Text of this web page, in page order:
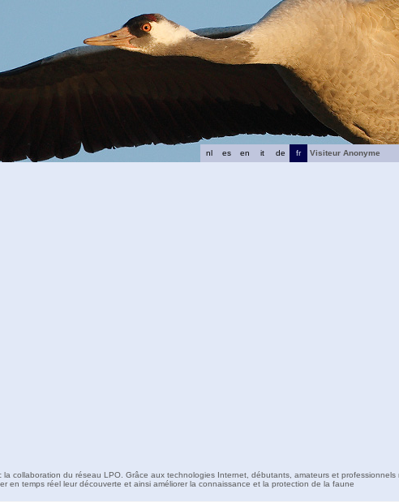
fr
de
it
en
es
nl
Visiteur Anonyme
collaboration du réseau LPO. Grâce aux technologies Internet, débutants, amateurs et professionnels
en temps réel leur découverte et ainsi améliorer la connaissance et la protection de la faune